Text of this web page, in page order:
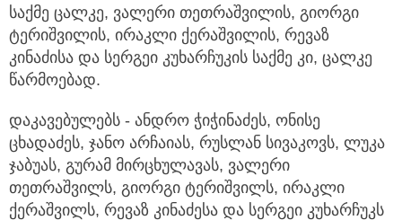
საქმე ცალკე, ვალერი თეთრაშვილის, გიორგი
ტერიშვილის, ირაკლი ქერაშვილის, რევაზ
კინაძისა და სერგეი კუხარჩუკის საქმე კი, ცალკე
წარმოებად.
დაკავებულებს - ანდრო ჭიჭინაძეს, ონისე
ცხადაძეს, ჯანო არჩაიას, რუსლან სივაკოვს, ლუკა
ჯაბუას, გურამ მირცხულავას, ვალერი
თეთრაშვილს, გიორგი ტერიშვილს, ირაკლი
ქერაშვილს, რევაზ კინაძესა და სერგეი კუხარჩუკს